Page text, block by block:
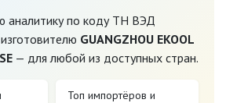
аналитику по коду ТН ВЭД
GUANGZHOU EKOOL
— для любой из доступных стран.
Топ импортёров и